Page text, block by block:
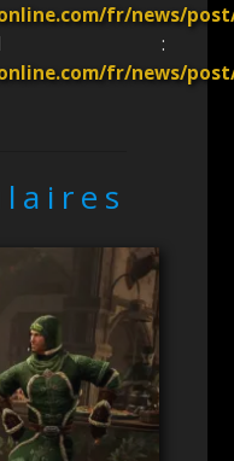
fr/news/
:
fr/news/